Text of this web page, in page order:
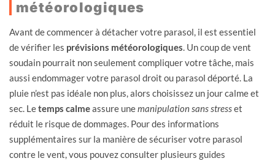
météorologiques
Avant de commencer à détacher votre parasol, il est essentiel
de vérifier les prévisions météorologiques. Un coup de vent
soudain pourrait non seulement compliquer votre tâche, mais
aussi endommager votre parasol droit ou parasol déporté. La
pluie n’est pas idéale non plus, alors choisissez un jour calme et
sec. Letemps calmeassure unemanipulation sansstresset
réduit le risque de dommages. Pour des informations
supplémentaires sur la manière de sécuriser votre parasol
contre le vent, vous pouvez consulter plusieurs guides